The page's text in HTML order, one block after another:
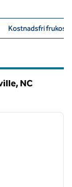
Kostnadsfri frukost
NC
nästa